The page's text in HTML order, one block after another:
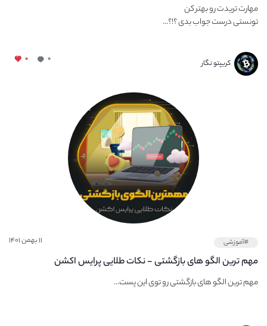
مهارت تریدت رو بهتر کن
تونستی درست جواب بدی ؟!؟...
کریپتو نگار ۰ ۰
#آموزشی ۱۱ بهمن ۱۴۰۱
مهم ترین الگو های بازگشتی - نکات طلایی پرایس اکشن
مهم ترین الگو های بازگشتی رو توی این پست...